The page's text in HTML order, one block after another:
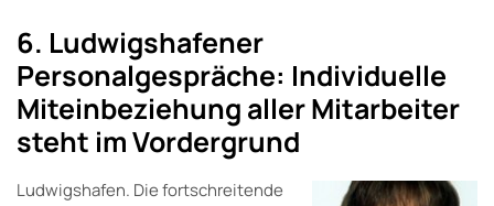
6. Ludwigshafener
Personalgespräche: Individuelle
Miteinbeziehung aller Mitarbeiter
steht im Vordergrund
Ludwigshafen. Die fortschreitende